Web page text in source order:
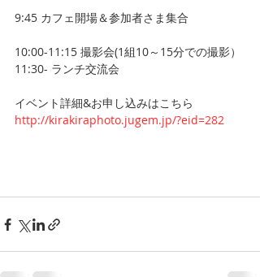
9:45 カフェ開場＆参加者さま集合
10:00-11:15 撮影会(1組10～15分での撮影）
11:30- ランチ交流会
イベント詳細&お申し込みはこちら
http://kirakiraphoto.jugem.jp/?eid=282